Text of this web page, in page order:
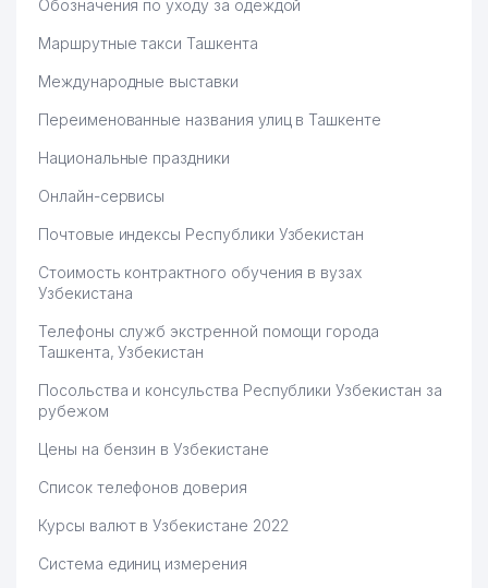
Обозначения по уходу за одеждой
Маршрутные такси Ташкента
Международные выставки
Переименованные названия улиц в Ташкенте
Национальные праздники
Онлайн-сервисы
Почтовые индексы Республики Узбекистан
Стоимость контрактного обучения в вузах
Узбекистана
Телефоны служб экстренной помощи города
Ташкента, Узбекистан
Посольства и консульства Республики Узбекистан за
рубежом
Цены на бензин в Узбекистане
Список телефонов доверия
Курсы валют в Узбекистане 2022
Система единиц измерения